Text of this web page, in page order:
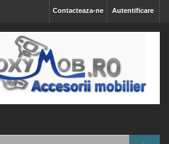
Autentificare
Contacteaza-ne